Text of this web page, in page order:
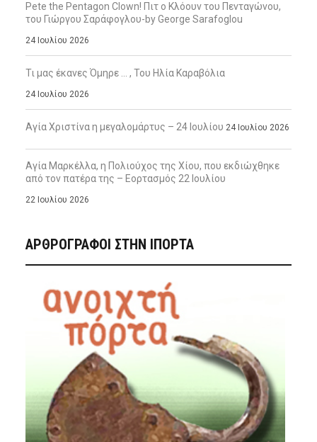
Pete the Pentagon Clown! Πιτ ο Κλόουν του Πενταγώνου,
του Γιώργου Σαράφογλου-by George Sarafoglou
24 Ιουλίου 2026
Τι μας έκανες Όμηρε … , Του Ηλία Καραβόλια
24 Ιουλίου 2026
Αγία Χριστίνα η μεγαλομάρτυς – 24 Ιουλίου 24 Ιουλίου 2026
Αγία Μαρκέλλα, η Πολιούχος της Χίου, που εκδιώχθηκε
από τον πατέρα της – Εορτασμός 22 Ιουλίου
22 Ιουλίου 2026
ΑΡΘΡΟΓΡΑΦΟΙ ΣΤΗΝ IΠΟΡΤΑ